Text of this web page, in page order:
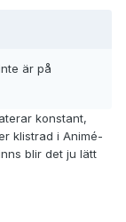
är på
konstant,
klistrad i Animé-
blir det ju lätt